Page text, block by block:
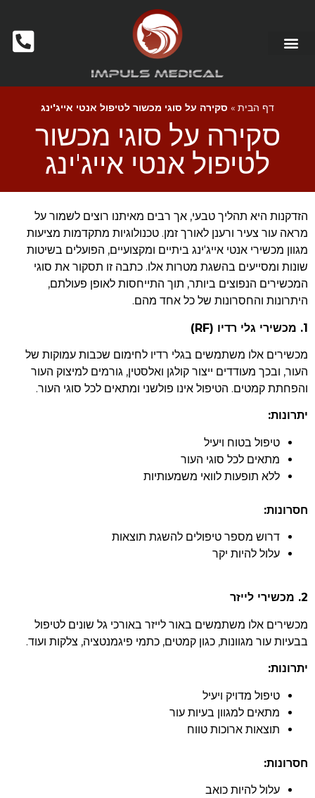
דף הבית » סקירה על סוגי מכשור לטיפול אנטי אייג'ינג
סקירה על סוגי מכשור
לטיפול אנטי אייג'ינג
הזדקנות היא תהליך טבעי, אך רבים מאיתנו רוצים לשמור על
מראה עור צעיר ורענן לאורך זמן. טכנולוגיות מתקדמות מציעות
מגוון מכשירי אנטי אייג'ינג ביתיים ומקצועיים, הפועלים בשיטות
שונות ומסייעים בהשגת מטרות אלו. כתבה זו תסקור את סוגי
המכשירים הנפוצים ביותר, תוך התייחסות לאופן פעולתם,
היתרונות והחסרונות של כל אחד מהם.
1. מכשירי גלי רדיו (RF)
מכשירים אלו משתמשים בגלי רדיו לחימום שכבות עמוקות של
העור, ובכך מעודדים ייצור קולגן ואלסטין, גורמים למיצוק העור
והפחתת קמטים. הטיפול אינו פולשני ומתאים לכל סוגי העור.
יתרונות:
טיפול בטוח ויעיל
מתאים לכל סוגי העור
ללא תופעות לוואי משמעותיות
חסרונות:
דרוש מספר טיפולים להשגת תוצאות
עלול להיות יקר
2. מכשירי לייזר
מכשירים אלו משתמשים באור לייזר באורכי גל שונים לטיפול
בבעיות עור מגוונות, כגון קמטים, כתמי פיגמנטציה, צלקות ועוד.
יתרונות:
טיפול מדויק ויעיל
מתאים למגוון בעיות עור
תוצאות ארוכות טווח
חסרונות:
עלול להיות כואב